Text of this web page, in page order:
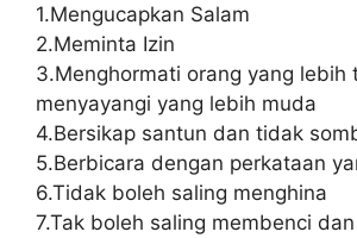
1.Mengucapkan Salam
2.Meminta Izin
3.Menghormati orang yang lebih
menyayangi yang lebih muda
4.Bersikap santun dan tidak
5.Berbicara dengan perkataan
6.Tidak boleh saling menghina
7.Tak boleh saling membenci